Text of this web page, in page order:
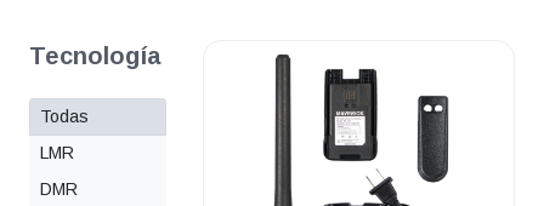
Tecnología
Todas
LMR
DMR